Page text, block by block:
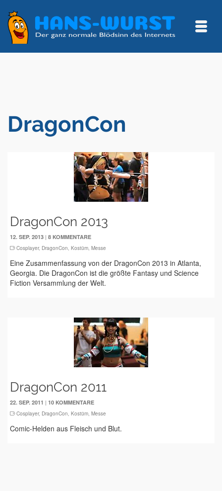
DragonCon
DragonCon 2013
12. SEP. 2013 | 8 KOMMENTARE
Cosplayer, DragonCon, Kostüm, Messe
Eine Zusammenfassung von der DragonCon 2013 in Atlanta,
Georgia. Die DragonCon ist die größte Fantasy und Science
Fiction Versammlung der Welt.
DragonCon 2011
22. SEP. 2011 | 10 KOMMENTARE
Cosplayer, DragonCon, Kostüm, Messe
Comic-Helden aus Fleisch und Blut.